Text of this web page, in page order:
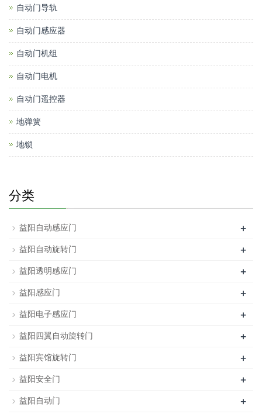
自动门导轨
自动门感应器
自动门机组
自动门电机
自动门遥控器
地弹簧
地锁
分类
益阳自动感应门 +
益阳自动旋转门 +
益阳透明感应门 +
益阳感应门 +
益阳电子感应门 +
益阳四翼自动旋转门 +
益阳宾馆旋转门 +
益阳安全门 +
益阳自动门 +